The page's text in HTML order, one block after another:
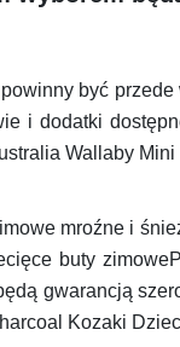
być przede
i dodatki
Wallaby
mroźne i
buty
gwarancją
Kozaki